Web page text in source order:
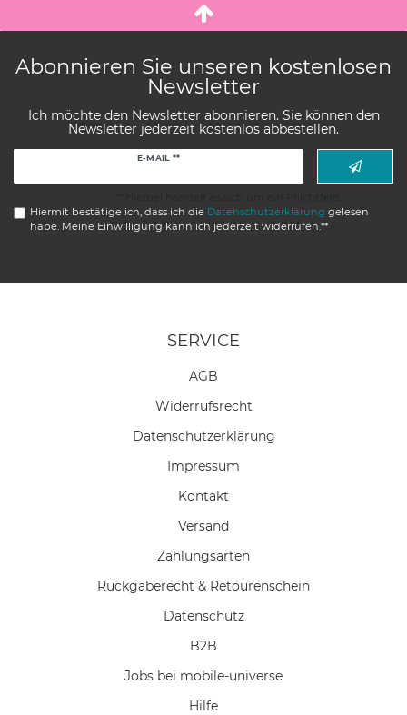
Abonnieren Sie unseren kostenlosen
Newsletter
Ich möchte den Newsletter abonnieren. Sie können den
Newsletter jederzeit kostenlos abbestellen.
E-MAIL **
Hiermit bestätige ich, dass ich die Daten­schutz­erklärung gelesen
habe. Meine Einwilligung kann ich jederzeit widerrufen.**
SERVICE
AGB
Widerrufs­recht
Daten­schutz­erklärung
Impressum
Kontakt
Versand
Zahlungsarten
Rückgaberecht & Retourenschein
Datenschutz
B2B
Jobs bei mobile-universe
Hilfe